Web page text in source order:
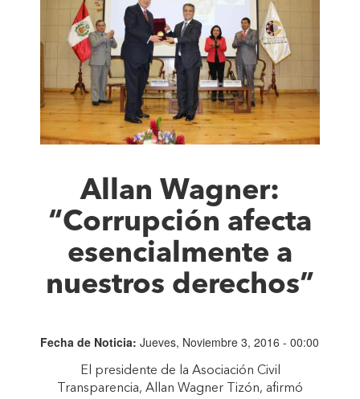
Allan Wagner:
“Corrupción afecta
esencialmente a
nuestros derechos”
Fecha de Noticia: Jueves, Noviembre 3, 2016 - 00:00
El presidente de la Asociación Civil
Transparencia, Allan Wagner Tizón, afirmó